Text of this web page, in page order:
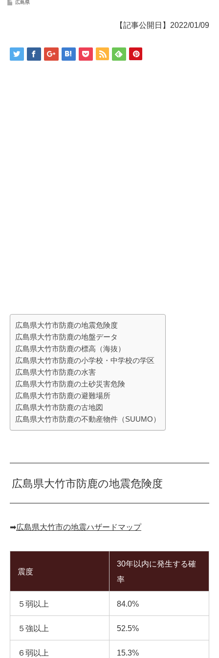
広島県
【記事公開日】2022/01/09
広島県大竹市防鹿の地震危険度
広島県大竹市防鹿の地盤データ
広島県大竹市防鹿の標高（海抜）
広島県大竹市防鹿の小学校・中学校の学区
広島県大竹市防鹿の水害
広島県大竹市防鹿の土砂災害危険
広島県大竹市防鹿の避難場所
広島県大竹市防鹿の古地図
広島県大竹市防鹿の不動産物件（SUUMO）
広島県大竹市防鹿の地震危険度
➡︎広島県大竹市の地震ハザードマップ
震度
30年以内に発生する確
率
５弱以上 84.0%
５強以上 52.5%
６弱以上 15.3%